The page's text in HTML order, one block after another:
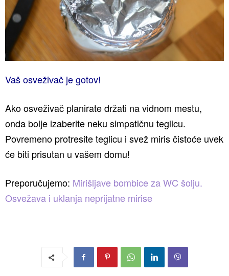
Vaš osveživač je gotov!
Ako osveživač planirate držati na vidnom mestu,
onda bolje izaberite neku simpatičnu teglicu.
Povremeno protresite teglicu i svež miris čistoće uvek
će biti prisutan u vašem domu!
Preporučujemo: Mirišljave bombice za WC šolju.
Osvežava i uklanja neprijatne mirise